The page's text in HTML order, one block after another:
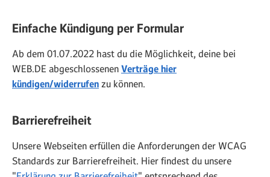
Einfache Kündigung per Formular
Ab dem 01.07.2022 hast du die Möglichkeit, deine bei
WEB.DE abgeschlossenen Verträge hier
kündigen/widerrufen zu können.
Barrierefreiheit
Unsere Webseiten erfüllen die Anforderungen der WCAG
Standards zur Barrierefreiheit. Hier findest du unsere